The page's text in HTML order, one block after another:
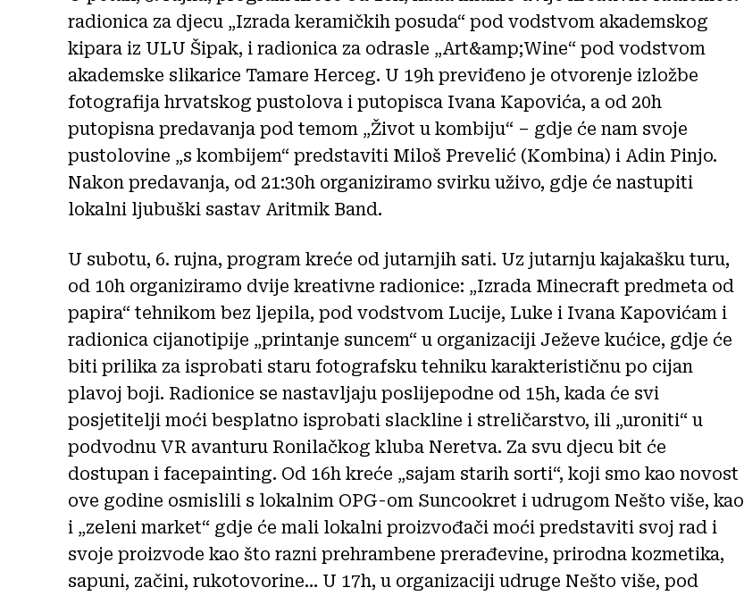
radionica za djecu „Izrada keramičkih posuda“ pod vodstvom akademskog
kipara iz ULU Šipak, i radionica za odrasle „Art&amp;Wine“ pod vodstvom
akademske slikarice Tamare Herceg. U 19h previđeno je otvorenje izložbe
fotografija hrvatskog pustolova i putopisca Ivana Kapovića, a od 20h
putopisna predavanja pod temom „Život u kombiju“ – gdje će nam svoje
pustolovine „s kombijem“ predstaviti Miloš Prevelić (Kombina) i Adin Pinjo.
Nakon predavanja, od 21:30h organiziramo svirku uživo, gdje će nastupiti
lokalni ljubuški sastav Aritmik Band.
U subotu, 6. rujna, program kreće od jutarnjih sati. Uz jutarnju kajakašku turu,
od 10h organiziramo dvije kreativne radionice: „Izrada Minecraft predmeta od
papira“ tehnikom bez ljepila, pod vodstvom Lucije, Luke i Ivana Kapovićam i
radionica cijanotipije „printanje suncem“ u organizaciji Ježeve kućice, gdje će
biti prilika za isprobati staru fotografsku tehniku karakterističnu po cijan
plavoj boji. Radionice se nastavljaju poslijepodne od 15h, kada će svi
posjetitelji moći besplatno isprobati slackline i streličarstvo, ili „uroniti“ u
podvodnu VR avanturu Ronilačkog kluba Neretva. Za svu djecu bit će
dostupan i facepainting. Od 16h kreće „sajam starih sorti“, koji smo kao novost
ove godine osmislili s lokalnim OPG-om Suncookret i udrugom Nešto više, kao
i „zeleni market“ gdje će mali lokalni proizvođači moći predstaviti svoj rad i
svoje proizvode kao što razni prehrambene prerađevine, prirodna kozmetika,
sapuni, začini, rukotovorine… U 17h, u organizaciji udruge Nešto više, pod